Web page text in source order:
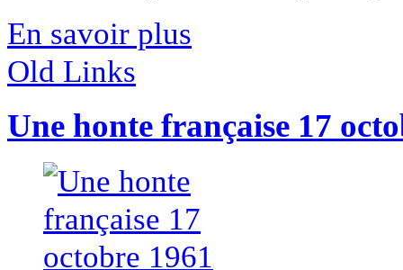
En savoir plus
Old Links
Une honte française 17